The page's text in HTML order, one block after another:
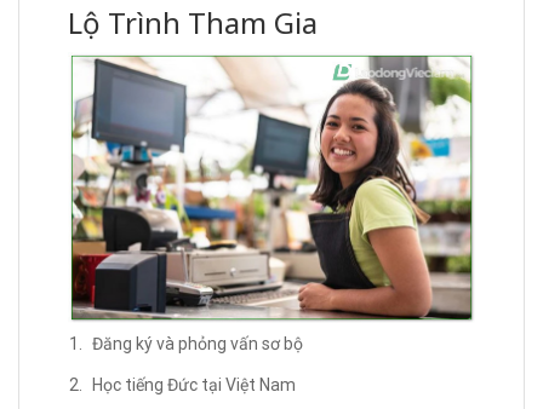
Lộ Trình Tham Gia
Đăng ký và phỏng vấn sơ bộ
Học tiếng Đức tại Việt Nam